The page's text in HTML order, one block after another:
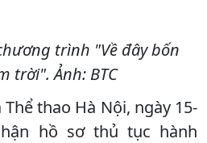
trình "Về đây bốn
trời". Ảnh: BTC
Thể thao Hà Nội, ngày 15-
hồ sơ thủ tục hành